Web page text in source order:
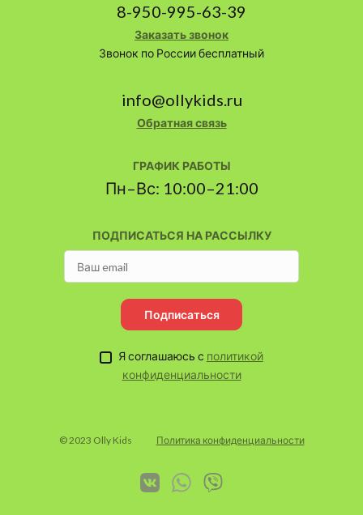
ПОДПИСАТЬСЯ НА РАССЫЛКУ
Подписаться
Я соглашаюсь с политикой
конфиденциальности
8-950-995-63-39
Заказать звонок
Звонок по России бесплатный
info@ollykids.ru
Обратная связь
ГРАФИК РАБОТЫ
Пн–Вс: 10:00–21:00
© 2023 Olly Kids Политика конфиденциальности